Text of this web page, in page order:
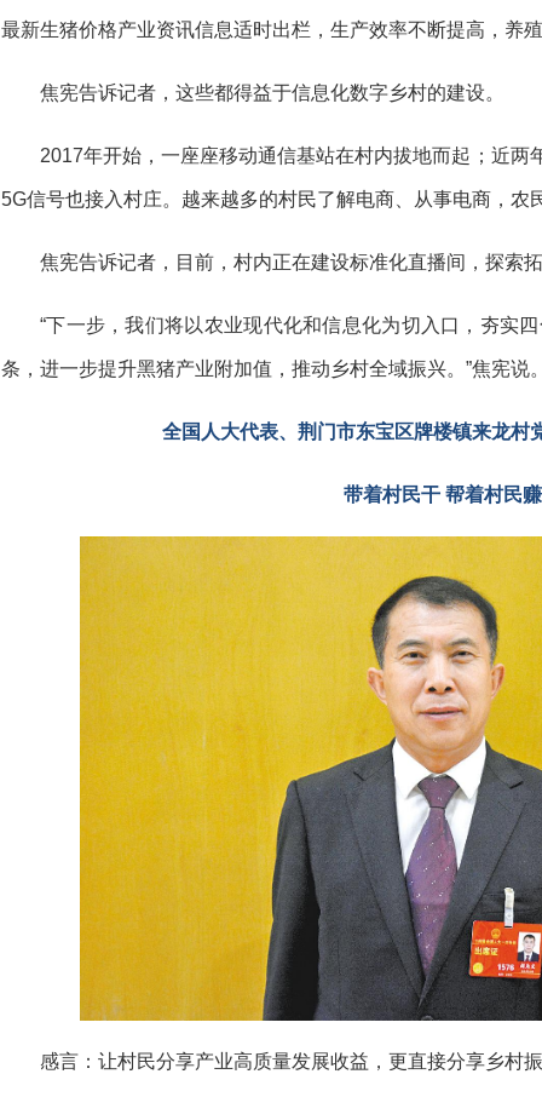
最新生猪价格产业资讯信息适时出栏，生产效率不断提高，养
焦宪告诉记者，这些都得益于信息化数字乡村的建设。
2017年开始，一座座移动通信基站在村内拔地而起；近两
5G信号也接入村庄。越来越多的村民了解电商、从事电商，农
焦宪告诉记者，目前，村内正在建设标准化直播间，探索
“下一步，我们将以农业现代化和信息化为切入口，夯实
条，进一步提升黑猪产业附加值，推动乡村全域振兴。”焦宪说
全国人大代表、荆门市东宝区牌楼镇来龙
带着村民干 帮着村民赚
感言： 让村民分享产业高质量发展收益，更直接分享乡村